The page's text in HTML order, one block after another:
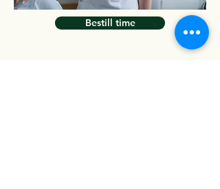
Bestill time